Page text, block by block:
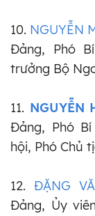
10. NGUYỄN
Đảng, Phó
trưởng Bộ
11. NGUYỄN
Đảng, Phó
hội, Phó Chủ
12.ĐẶNG
Đảng, Ủy